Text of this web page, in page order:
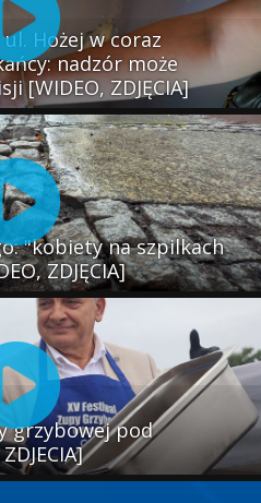
Hożej w coraz
nadzór może
[WIDEO, ZDJĘCIA]
"kobiety na szpilkach
ZDJĘCIA]
grzybowej pod